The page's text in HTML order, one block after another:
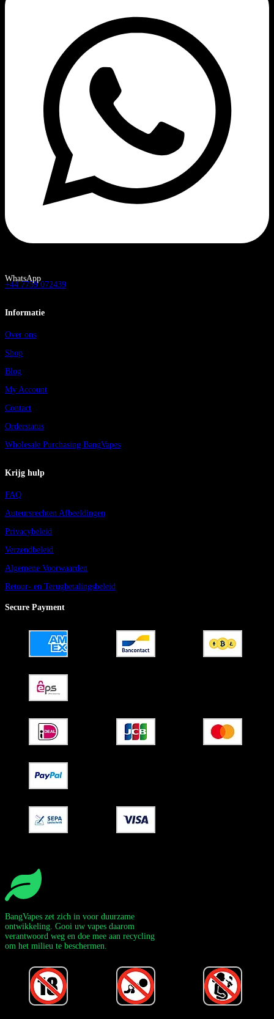
WhatsApp
+44 7759 072439
Informatie
Over ons
Shop
Blog
My Account
Contact
Orderstatus
Wholesale Purchasing BangVapes
Krijg hulp
FAQ
Auteursrechten Afbeeldingen
Privacybeleid
Verzendbeleid
Algemene Voorwaarden
Retour- en Terugbetalingsbeleid
Secure Payment
BangVapes zet zich in voor duurzame
ontwikkeling. Gooi uw vapes daarom
verantwoord weg en doe mee aan recycling
om het milieu te beschermen.